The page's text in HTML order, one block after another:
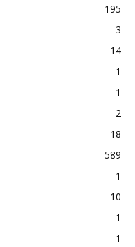
195
3
14
1
1
2
18
589
1
10
1
1